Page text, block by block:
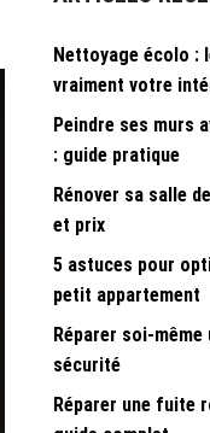
Nettoyage écolo :
vraiment votre
Peindre ses murs
: guide pratique
Rénover sa salle
et prix
5 astuces pour
petit appartement
Réparer soi-
sécurité
Réparer une fuite